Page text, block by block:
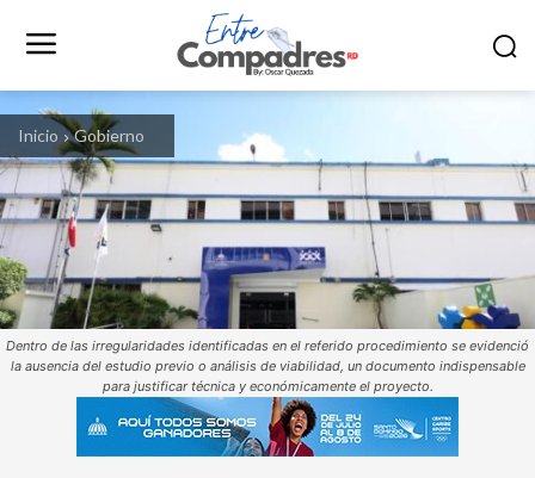
Inicio Gobierno
Dentro de las irregularidades identificadas en el referido procedimiento se evidenció
la ausencia del estudio previo o análisis de viabilidad, un documento indispensable
para justificar técnica y económicamente el proyecto.